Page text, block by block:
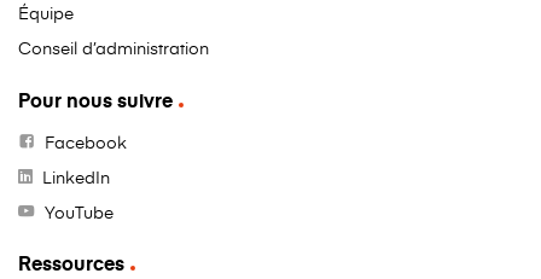
Équipe
Conseil d’administration
Pour nous suivre
Facebook
LinkedIn
YouTube
Ressources